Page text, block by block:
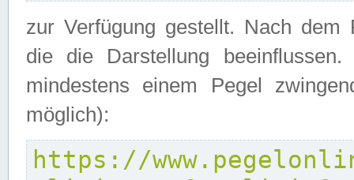
zur Verfügung gestellt. Nach dem
die die Darstellung
mindestens einem Pegel
möglich):
https://